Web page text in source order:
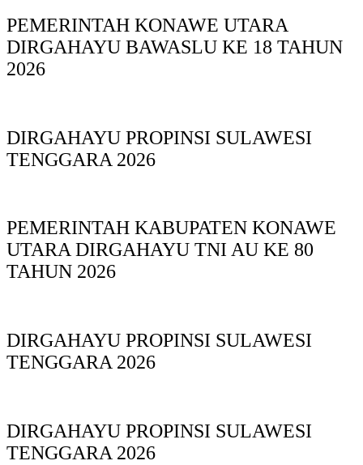
PEMERINTAH KONAWE UTARA
DIRGAHAYU BAWASLU KE 18 TAHUN
2026
DIRGAHAYU PROPINSI SULAWESI
TENGGARA 2026
PEMERINTAH KABUPATEN KONAWE
UTARA DIRGAHAYU TNI AU KE 80
TAHUN 2026
DIRGAHAYU PROPINSI SULAWESI
TENGGARA 2026
DIRGAHAYU PROPINSI SULAWESI
TENGGARA 2026